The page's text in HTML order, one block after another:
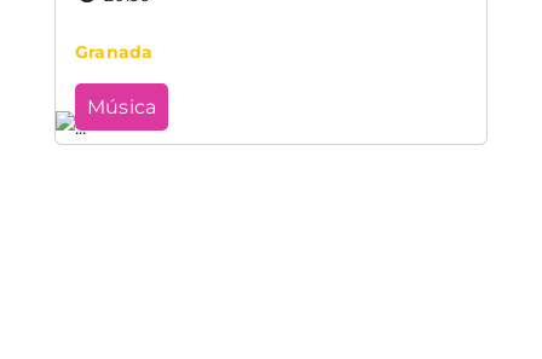
Granada
Música